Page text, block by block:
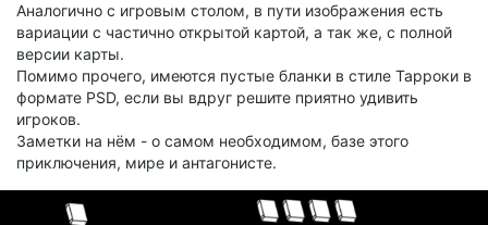
Аналогично с игровым столом, в пути изображения есть
вариации с частично открытой картой, а так же, с полной
версии карты.
Помимо прочего, имеются пустые бланки в стиле Тарроки в
формате PSD, если вы вдруг решите приятно удивить
игроков.
Заметки на нём - о самом необходимом, базе этого
приключения, мире и антагонисте.